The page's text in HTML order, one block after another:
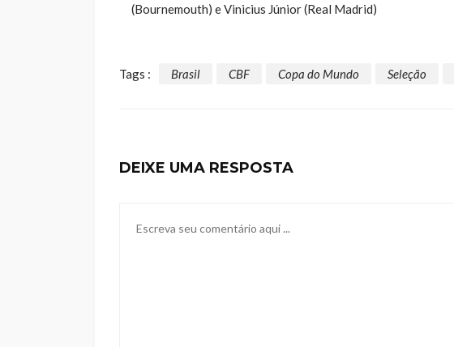
(Bournemouth) e Vinicius Júnior (Real Madrid)
Tags : Brasil CBF Copa do Mundo Seleção
DEIXE UMA RESPOSTA